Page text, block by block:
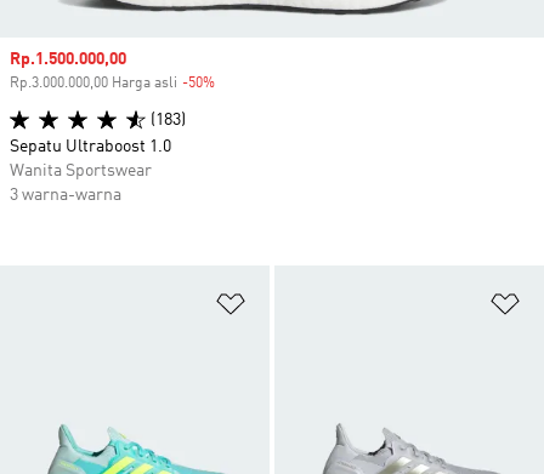
Harga penjualan
Rp.1.500.000,00
Rp.3.000.000,00 Harga asli -50%
(183)
Sepatu Ultraboost 1.0
Wanita Sportswear
3 warna-warna